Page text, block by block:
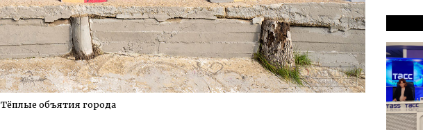
Тёплые объятия города